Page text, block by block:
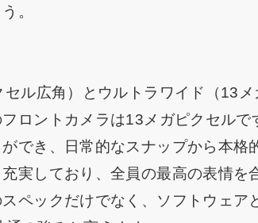
。
ル広角）とウルトラワイド（13メ
ロントカメラは13メガピクセルで
でき、日常的なスナップから本格
実しており、全員の最高の表情を
ペックだけでなく、ソフトウェア